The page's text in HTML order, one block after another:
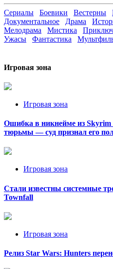
Сериалы Боевики Вестерны
Документальное
Драма
Мелодрама
Мистика
Ужасы
Фантастика
Игровая зона
Игровая зона
Ошибка в никнейме из Skyrim
тюрьмы — суд признал его
Игровая зона
Стали известны системные
Townfall
Игровая зона
Релиз Star Wars: Hunters